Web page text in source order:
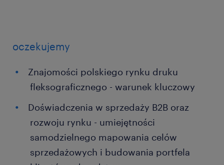
oczekujemy
Znajomości polskiego rynku druku
fleksograficznego - warunek kluczowy
Doświadczenia w sprzedaży B2B oraz
rozwoju rynku - umiejętności
samodzielnego mapowania celów
sprzedażowych i budowania portfela